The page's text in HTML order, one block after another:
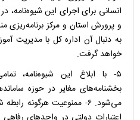
انسانی برای اجرای این شیوه‌نامه،
و پرورش استان و مرکز برنامه‌ریزی
به دنبال آن اداره کل با مدیریت
خواهد گرفت.
۵- با ابلاغ این شیوه‌نامه،
بخشنامه‌های مغایر در حوزه
می‌شود. ۶- ممنوعیت هرگونه